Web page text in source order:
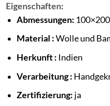
Eigenschaften:
Abmessungen:
Material :Wolle und
Herkunft : Indien
Verarbeitung :
Zertifizierung: ja